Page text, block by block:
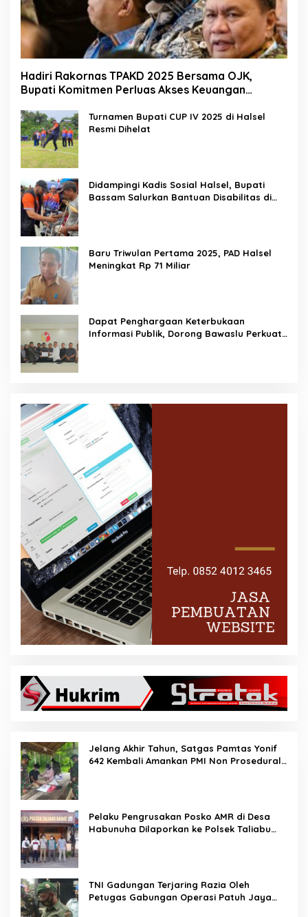
Hadiri Rakornas TPAKD 2025 Bersama OJK,
Bupati Komitmen Perluas Akses Keuangan
Turnamen Bupati CUP IV 2025 di Halsel
Resmi Dihelat
Didampingi Kadis Sosial Halsel, Bupati
Bassam Salurkan Bantuan Disabilitas di
Baru Triwulan Pertama 2025, PAD Halsel
Meningkat Rp 71 Miliar
Dapat Penghargaan Keterbukaan
Informasi Publik, Dorong Bawaslu Perkuat
Jelang Akhir Tahun, Satgas Pamtas Yonif
642 Kembali Amankan PMI Non Prosedural
Pelaku Pengrusakan Posko AMR di Desa
Habunuha Dilaporkan ke Polsek Taliabu
TNI Gadungan Terjaring Razia Oleh
Petugas Gabungan Operasi Patuh Jaya